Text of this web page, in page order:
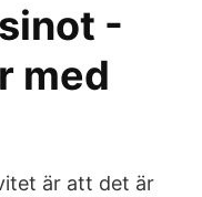
-
med
är att det är